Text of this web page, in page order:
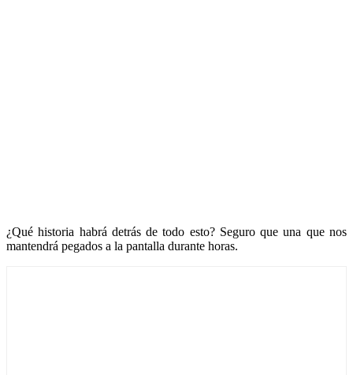
¿Qué historia habrá detrás de todo esto? Seguro que una que nos
mantendrá pegados a la pantalla durante horas.